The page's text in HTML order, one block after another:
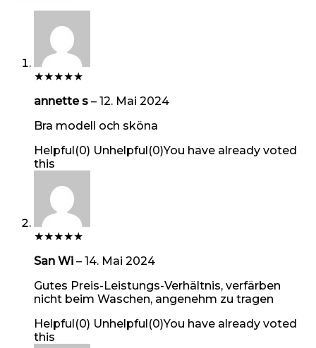
★★★★★
annette s – 12. Mai 2024
Bra modell och sköna
Helpful(0) Unhelpful(0)You have already voted
this
★★★★★
San Wi – 14. Mai 2024
Gutes Preis-Leistungs-Verhältnis, verfärben
nicht beim Waschen, angenehm zu tragen
Helpful(0) Unhelpful(0)You have already voted
this